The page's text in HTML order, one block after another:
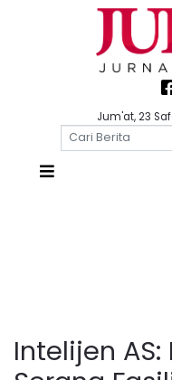
Jum'at, 23
Intelijen